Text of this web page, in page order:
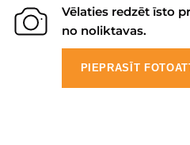
Vēlaties redzēt īsto
no noliktavas.
PIEPRASĪT